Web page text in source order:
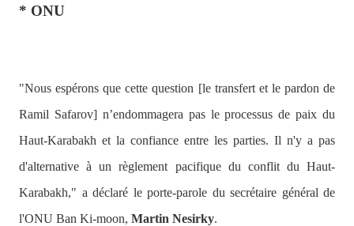
* ONU
"Nous espérons que cette question [le transfert et le pardon de
Ramil Safarov] n’endommagera pas le processus de paix du
Haut-Karabakh et la confiance entre les parties. Il n'y a pas
d'alternative à un règlement pacifique du conflit du Haut-
Karabakh," a déclaré le porte-parole du secrétaire général de
l'ONU Ban Ki-moon, Martin Nesirky.